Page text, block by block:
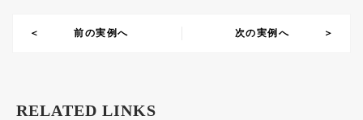
前の実例へ 次の実例へ
RELATED LINKS